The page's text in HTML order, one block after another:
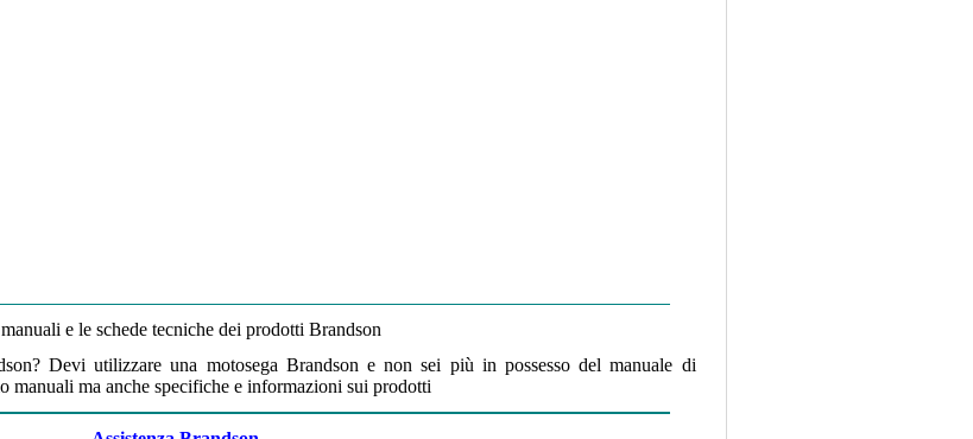
e le schede tecniche dei prodotti Brandson
Devi utilizzare una motosega Brandson e non sei più in possesso del manuale di
manuali ma anche specifiche e informazioni sui prodotti